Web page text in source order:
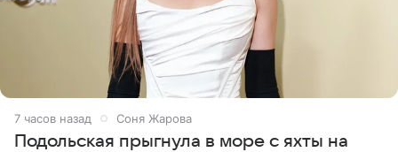
7 часов назад Соня Жарова
Подольская прыгнула в море с яхты на